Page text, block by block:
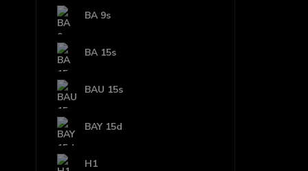
BA 9s
BA 15s
BAU 15s
BAY 15d
H1